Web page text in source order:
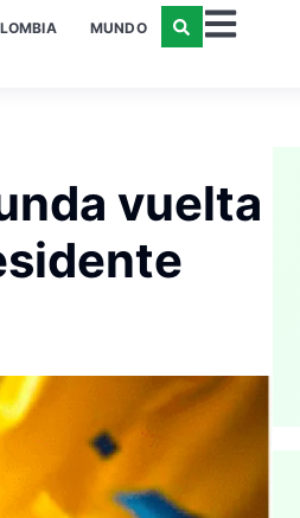
MUNDO
vuelta